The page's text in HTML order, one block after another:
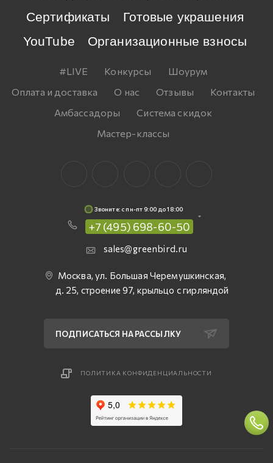
Сертификаты
Готовые украшения
YouTube
Организационные взносы
#LIVE Конкурсы
Шоурум
Оплата и доставка
О нас Отзывы
Контакты
Амбассадоры
Система скидок
Мастер-классы
Звоните: c пн-пт 9:00 до 18:00
+7 (495) 698-60-50
sales@greenbird.ru
Москва, ул. Большая Черемушкинская,
д. 25, строение 97, крыльцо с гирляндой
ПОДПИСАТЬСЯ НА РАССЫЛКУ
ПОЛИТИКА КОНФИДЕНЦИАЛЬНОСТИ